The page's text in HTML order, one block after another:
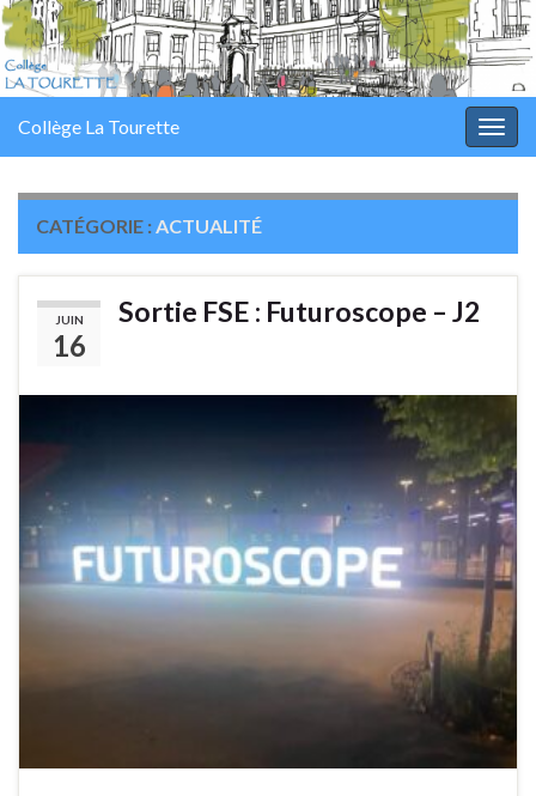
Collège La Tourette
CATÉGORIE : ACTUALITÉ
JUIN
16
Sortie FSE : Futuroscope – J2
Panneau de gestion des cookies